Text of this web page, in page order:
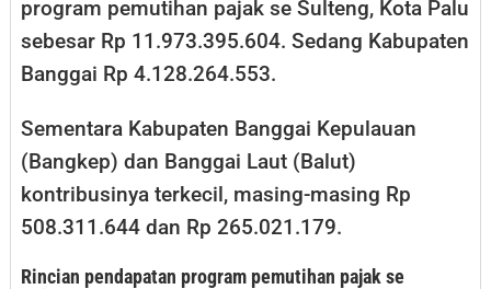
program pemutihan pajak se Sulteng, Kota Palu
sebesar Rp 11.973.395.604. Sedang Kabupaten
Banggai Rp 4.128.264.553.
Sementara Kabupaten Banggai Kepulauan
(Bangkep) dan Banggai Laut (Balut)
kontribusinya terkecil, masing-masing Rp
508.311.644 dan Rp 265.021.179.
Rincian pendapatan program pemutihan pajak se